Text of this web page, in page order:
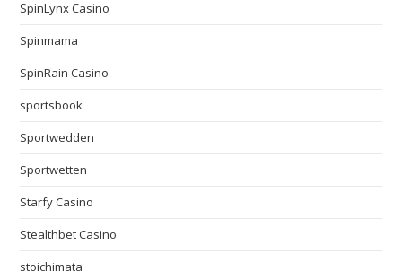
SpinLynx Casino
Spinmama
SpinRain Casino
sportsbook
Sportwedden
Sportwetten
Starfy Casino
Stealthbet Casino
stoichimata